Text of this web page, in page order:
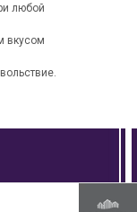
любой
вкусом